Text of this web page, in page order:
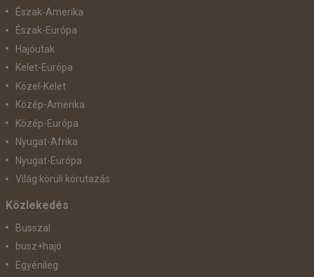
Észak-Amerika
Észak-Európa
Hajóutak
Kelet-Európa
Közel-Kelet
Közép-Amerika
Közép-Európa
Nyugat-Afrika
Nyugat-Európa
Világ körüli körutazás
Közlekedés
Busszal
busz+hajó
Egyénileg